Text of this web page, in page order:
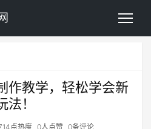
作教学，轻松学会新
法！
点热度 0人点赞 0条评论